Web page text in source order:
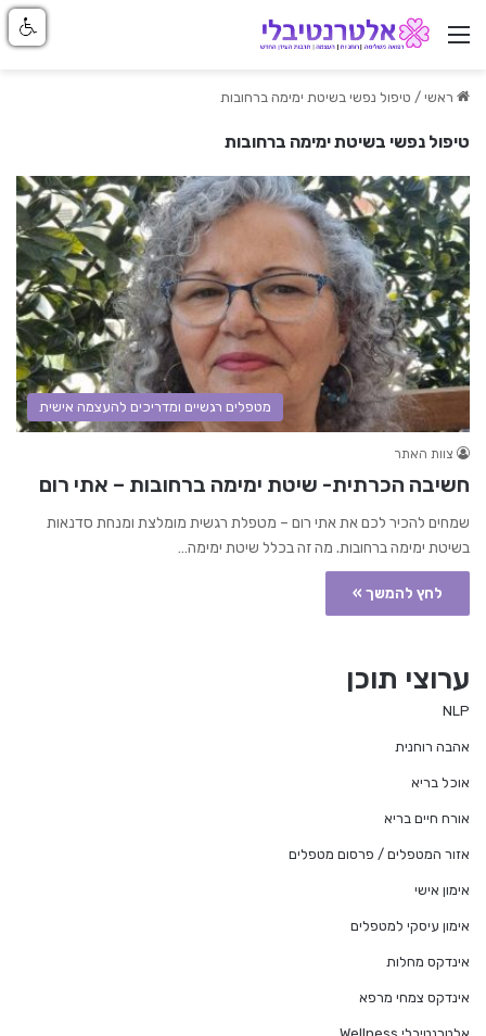
ניווט באתר
ראשי / טיפול נפשי בשיטת ימימה ברחובות
טיפול נפשי בשיטת ימימה ברחובות
מטפלים רגשיים ומדריכים להעצמה אישית
צוות האתר
חשיבה הכרתית- שיטת ימימה ברחובות – אתי רום
שמחים להכיר לכם את אתי רום – מטפלת רגשית מומלצת ומנחת סדנאות
בשיטת ימימה ברחובות. מה זה בכלל שיטת ימימה…
לחץ להמשך »
ערוצי תוכן
NLP
אהבה רוחנית
אוכל בריא
אורח חיים בריא
אזור המטפלים / פרסום מטפלים
אימון אישי
אימון עיסקי למטפלים
אינדקס מחלות
אינדקס צמחי מרפא